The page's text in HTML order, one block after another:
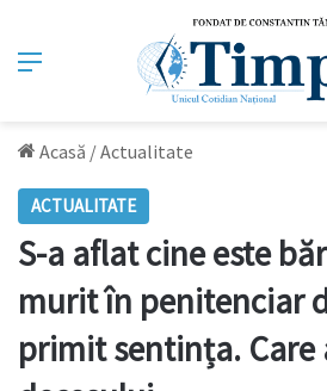
Meniu
Acasă /Actualitate
ACTUALITATE
S-a aflat cine este
murit în penitenciar
primit sentința. Care